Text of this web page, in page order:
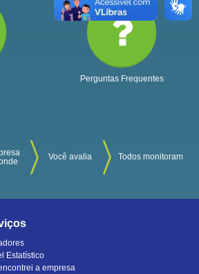
Perguntas Frequentes
Você avalia Todos monitoram
Estatístico
a empresa